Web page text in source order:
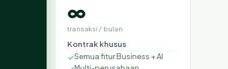
∞
transaksi / bulan
Kontrak khusus
✓Semua fitur Business + AI